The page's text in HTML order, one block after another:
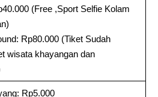
(Free ,Sport Selfie Kolam
Rp80.000 (Tiket Sudah
wisata khayangan dan
Rp5.000